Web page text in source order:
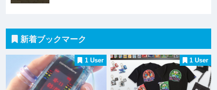
新着ブックマーク
1 User 1 User